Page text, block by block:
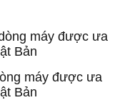
máy được ưa
Bản